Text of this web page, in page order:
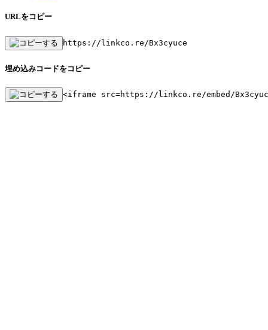
URLをコピー
https://linkco.re/Bx3cyuce
埋め込みコードをコピー
<iframe src=https://linkco.re/embed/